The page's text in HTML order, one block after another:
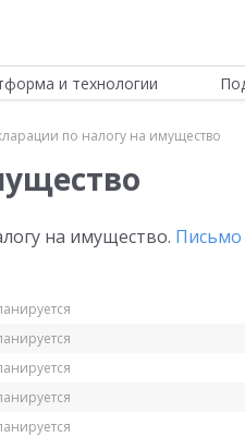
и технологии
по налогу на имущество
на имущество.